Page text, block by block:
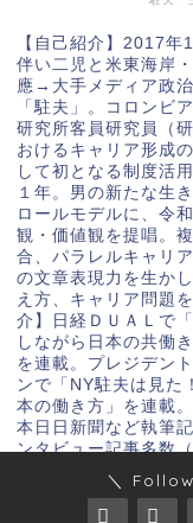
【自己紹介】2017年
伴い二児と米東海岸
應→大手メディア政
「駐夫」。コロンビ
研究所客員研究員（
おけるキャリア形成
して初となる制度活
１年。男の新たな生
ロールモデルに、令
観・価値観を提唱。
合、パラレルキャリ
の文章表現力を生か
え方、キャリア問
介】日経ＤＵＡＬで
しながら日本の共働
を連載。プレジデン
ンで「NY駐夫は見た
本の働き方」を連載
本日日新聞など執筆
ンタビュー記事多数
格納） 仕事依頼・
は、
願いします。
＼